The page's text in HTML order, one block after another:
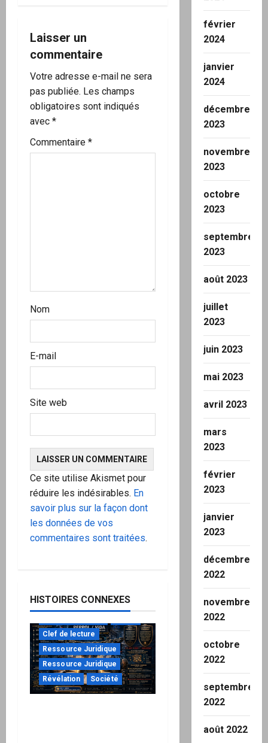
t
i
o
n
d
’
l
Laisser un
commentaire
Votre adresse e-mail ne sera
pas publiée. Les champs
obligatoires sont indiqués
avec *
Commentaire *
Nom
E-mail
Site web
Ce site utilise Akismet pour
réduire les indésirables. En
savoir plus sur la façon dont
les données de vos
commentaires sont traitées.
HISTOIRES CONNEXES
Clef de lecture
Ressource Juridique
Ressource Juridique
Révélation
Société
février
2024
janvier
2024
décembre
2023
novembre
2023
octobre
2023
septembre
2023
août 2023
juillet
2023
juin 2023
mai 2023
avril 2023
mars
2023
février
2023
janvier
2023
décembre
2022
novembre
2022
octobre
2022
septembre
2022
août 2022